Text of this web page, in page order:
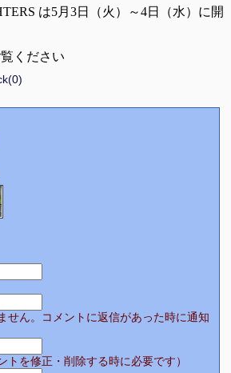
は5月3日（火）～4日（水）に開
ください
せん。コメントに返信があった時に通知
を修正・削除する時に必要です）